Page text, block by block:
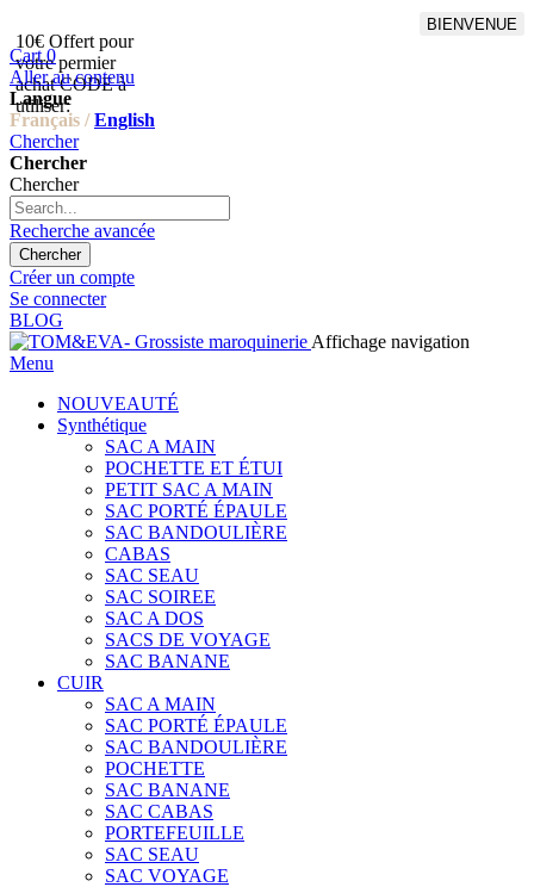
10€ Offert pour
votre permier
achat CODE à
utiliser:
BIENVENUE
Cart 0
Aller au contenu
Langue
Français / English
Chercher
Chercher
Chercher
Recherche avancée
Chercher
Créer un compte
Se connecter
BLOG
Affichage navigation
Menu
NOUVEAUTÉ
Synthétique
SAC A MAIN
POCHETTE ET ÉTUI
PETIT SAC A MAIN
SAC PORTÉ ÉPAULE
SAC BANDOULIÈRE
CABAS
SAC SEAU
SAC SOIREE
SAC A DOS
SACS DE VOYAGE
SAC BANANE
CUIR
SAC A MAIN
SAC PORTÉ ÉPAULE
SAC BANDOULIÈRE
POCHETTE
SAC BANANE
SAC CABAS
PORTEFEUILLE
SAC SEAU
SAC VOYAGE